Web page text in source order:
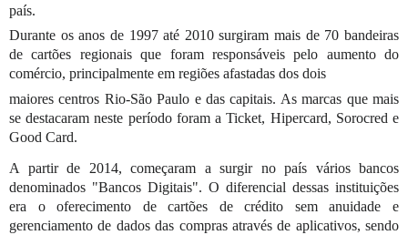
país.
Durante os anos de 1997 até 2010 surgiram mais de 70 bandeiras
de cartões regionais que foram responsáveis pelo aumento do
comércio, principalmente em regiões afastadas dos dois
maiores centros Rio-São Paulo e das capitais. As marcas que mais
se destacaram neste período foram a Ticket, Hipercard, Sorocred e
Good Card.
A partir de 2014, começaram a surgir no país vários bancos
denominados "Bancos Digitais". O diferencial dessas instituições
era o oferecimento de cartões de crédito sem anuidade e
gerenciamento de dados das compras através de aplicativos, sendo